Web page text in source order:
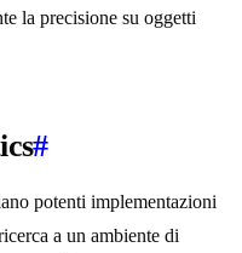
la precisione su oggetti
#
potenti implementazioni
a un ambiente di